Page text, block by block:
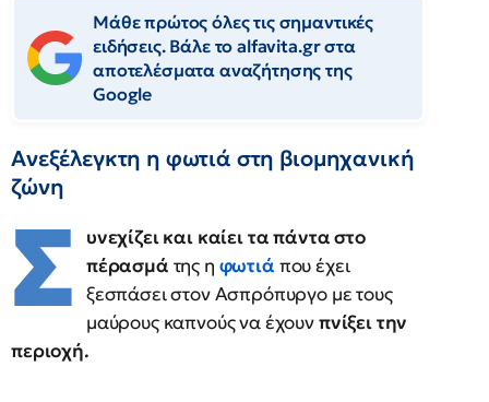
Μάθε πρώτος όλες τις σημαντικές
ειδήσεις. Βάλε το alfavita.gr στα
αποτελέσματα αναζήτησης της
Google
Ανεξέλεγκτη η φωτιά στη βιομηχανική
ζώνη
Σ
υνεχίζει και καίει τα πάντα στο
πέρασμά της η φωτιά που έχει
ξεσπάσει στον Ασπρόπυργο με τους
μαύρους καπνούς να έχουνπνίξει την
περιοχή.